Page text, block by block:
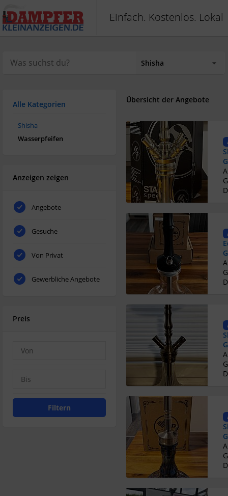
Einfach. Kostenlos. Lokal
Alle Kategorien
Shisha
Wasserpfeifen
Anzeigen zeigen
Angebote
Gesuche
Von Privat
Gewerbliche Angebote
Preis
Filtern
Übersicht der Angebote